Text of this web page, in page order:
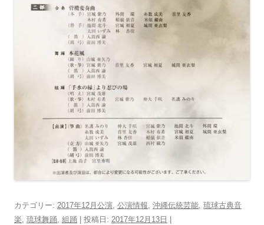
カテゴリー: 2017年12月公演, 公演情報, 沖縄伝統芸能, 琉球古典音
楽, 琉球舞踊, 組踊 | 投稿日: 2017年12月13日